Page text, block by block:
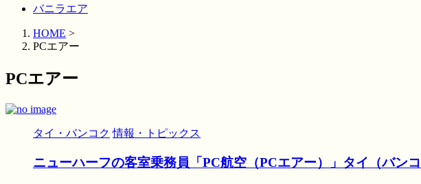
バニラエア
HOME >
PCエアー
PCエアー
タイ・バンコク 情報・トピックス
ニューハーフの客室乗務員「PC航空（PCエアー）」タイ（バン